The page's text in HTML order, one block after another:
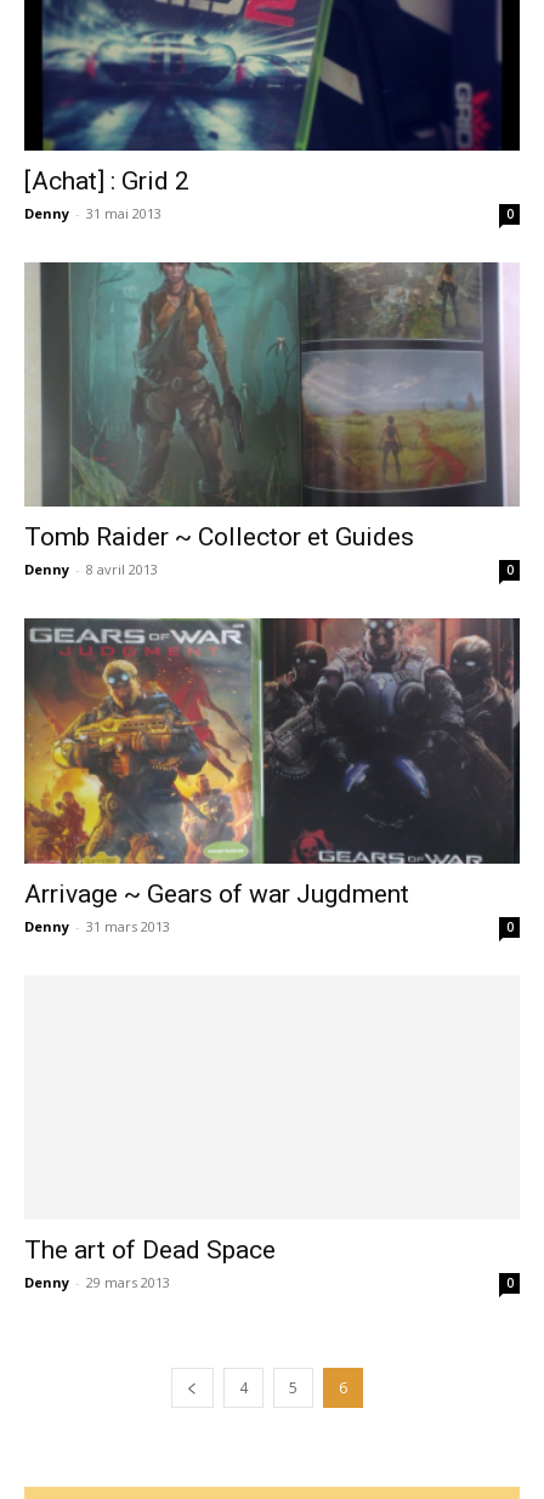
[Achat] : Grid 2
Denny - 31 mai 2013 0
Tomb Raider ~ Collector et Guides
Denny - 8 avril 2013 0
Arrivage ~ Gears of war Jugdment
Denny - 31 mars 2013 0
The art of Dead Space
Denny - 29 mars 2013 0
4 5 6